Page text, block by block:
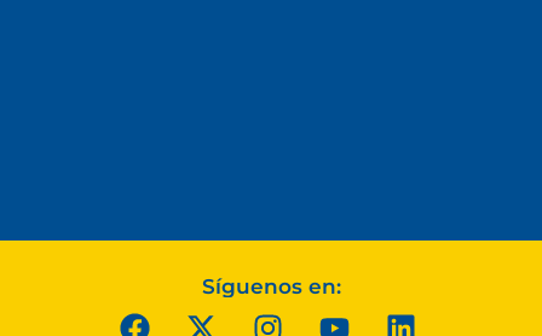
Síguenos en: